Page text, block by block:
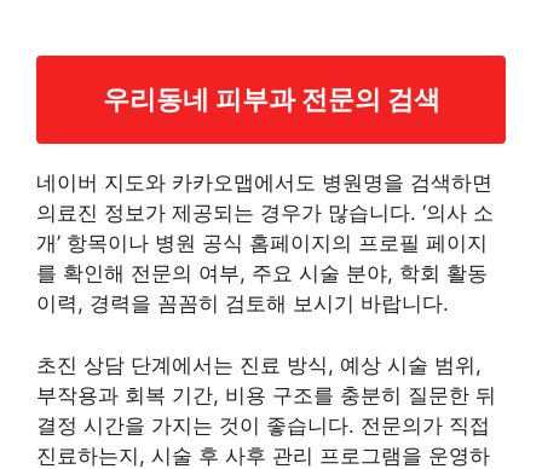
우리동네 피부과 전문의 검색
네이버 지도와 카카오맵에서도 병원명을 검색하면
의료진 정보가 제공되는 경우가 많습니다. ‘의사 소
개’ 항목이나 병원 공식 홈페이지의 프로필 페이지
를 확인해 전문의 여부, 주요 시술 분야, 학회 활동
이력, 경력을 꼼꼼히 검토해 보시기 바랍니다.
초진 상담 단계에서는 진료 방식, 예상 시술 범위,
부작용과 회복 기간, 비용 구조를 충분히 질문한 뒤
결정 시간을 가지는 것이 좋습니다. 전문의가 직접
진료하는지, 시술 후 사후 관리 프로그램을 운영하